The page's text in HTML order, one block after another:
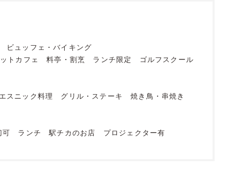
ビュッフェ・バイキング
トカフェ 料亭・割烹 ランチ限定
ゴルフスクール
スニック料理 グリル・ステーキ
焼き鳥・串焼き
可 ランチ 駅チカのお店
プロジェクター有